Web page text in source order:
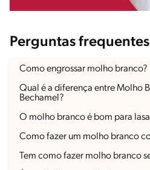
Perguntas frequentes
Como engrossar molho branco?
Qual é a diferença entre Molho
Bechamel?
O molho branco é bom para
Como fazer um molho branco
Tem como fazer molho branco